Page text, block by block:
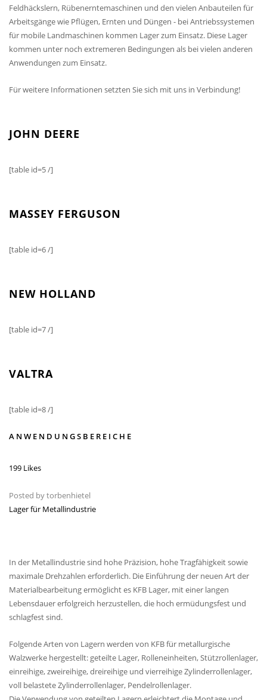
Feldhäckslern, Rübenerntemaschinen und den vielen Anbauteilen für
Arbeitsgänge wie Pflügen, Ernten und Düngen - bei Antriebssystemen
für mobile Landmaschinen kommen Lager zum Einsatz. Diese Lager
kommen unter noch extremeren Bedingungen als bei vielen anderen
Anwendungen zum Einsatz.
Für weitere Informationen setzten Sie sich mit uns in Verbindung!
JOHN DEERE
[table id=5 /]
MASSEY FERGUSON
[table id=6 /]
NEW HOLLAND
[table id=7 /]
VALTRA
[table id=8 /]
ANWENDUNGSBEREICHE
199 Likes
Posted bytorbenhietel
Lager für Metallindustrie
In der Metallindustrie sind hohe Präzision, hohe Tragfähigkeit sowie
maximale Drehzahlen erforderlich. Die Einführung der neuen Art der
Materialbearbeitung ermöglicht es KFB Lager, mit einer langen
Lebensdauer erfolgreich herzustellen, die hoch ermüdungsfest und
schlagfest sind.
Folgende Arten von Lagern werden von KFB für metallurgische
Walzwerke hergestellt: geteilte Lager, Rolleneinheiten, Stützrollenlager,
einreihige, zweireihige, dreireihige und vierreihige Zylinderrollenlager,
voll belastete Zylinderrollenlager, Pendelrollenlager.